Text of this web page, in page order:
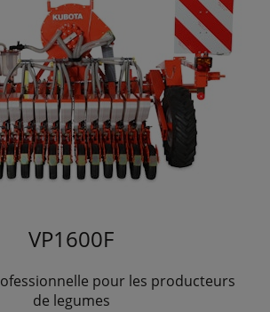
VP1600F
pour les producteurs
de legumes